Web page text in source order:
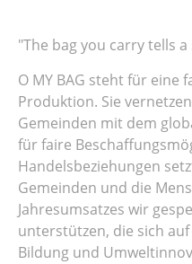
"The bag you carry tells
O MY BAG steht für
Produktion. Sie
Gemeinden mit dem
für faire
Handelsbeziehungen
Gemeinden und die
Jahresumsatzes wir
unterstützen, die sich
Bildung und